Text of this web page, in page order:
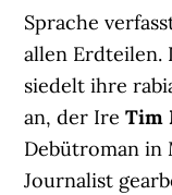
Sprache
allen
siedelt ihre
an, der IreTim
Debütroman in
Journalist